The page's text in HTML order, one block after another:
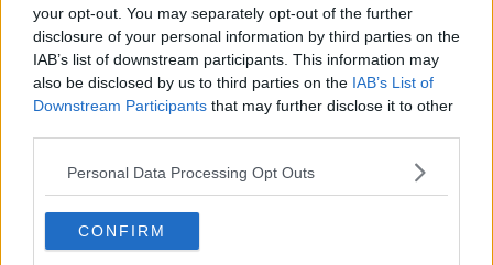
your opt-out. You may separately opt-out of the further
disclosure of your personal information by third parties on the
IAB’s list of downstream participants. This information may
also be disclosed by us to third parties on the IAB’s List of
Downstream Participants that may further disclose it to other
Personal Data Processing Opt Outs
CONFIRM
Qui sotto la grafica con i dati relativi a tutta la USL Toscana sud est